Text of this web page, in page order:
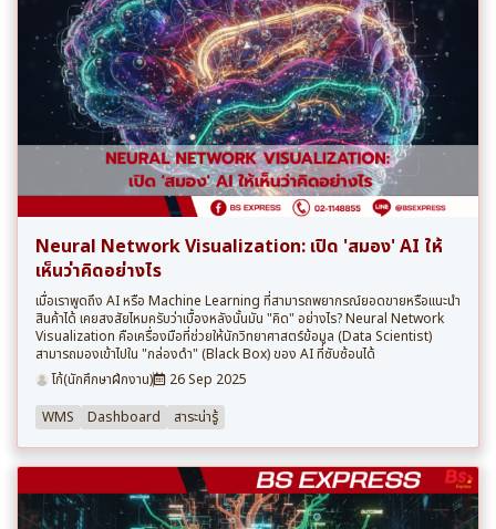
Neural Network Visualization: เปิด 'สมอง' AI ให้
เห็นว่าคิดอย่างไร
เมื่อเราพูดถึง AI หรือ Machine Learning ที่สามารถพยากรณ์ยอดขายหรือแนะนำ
สินค้าได้ เคยสงสัยไหมครับว่าเบื้องหลังนั้นมัน "คิด" อย่างไร? Neural Network
Visualization คือเครื่องมือที่ช่วยให้นักวิทยาศาสตร์ข้อมูล (Data Scientist)
สามารถมองเข้าไปใน "กล่องดำ" (Black Box) ของ AI ที่ซับซ้อนได้
โก้(นักศึกษาฝึกงาน)
26 Sep 2025
WMS
Dashboard สาระน่ารู้